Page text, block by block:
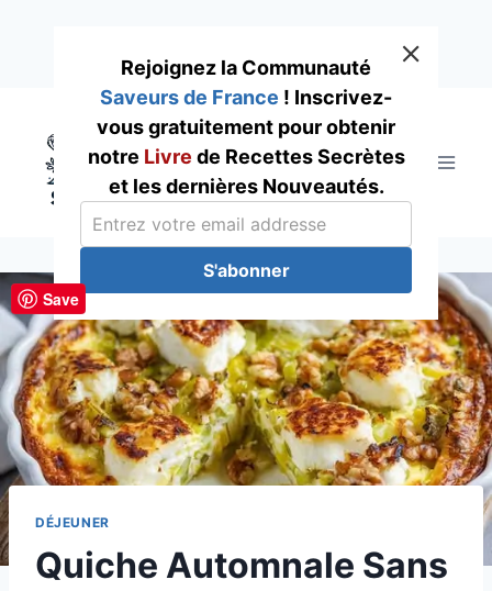
content
DÉJEUNER
Quiche Automnale Sans
Rejoignez la Communauté
Saveurs de France ! Inscrivez-
vous gratuitement pour obtenir
notre Livre de Recettes Secrètes
et les dernières Nouveautés.
S'abonner
Save